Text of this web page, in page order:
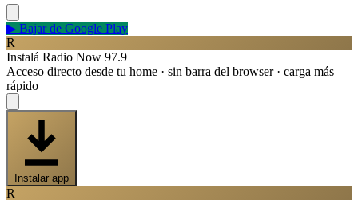
▶ Bajar de Google Play
R
Instalá Radio Now 97.9
Acceso directo desde tu home · sin barra del browser · carga más
rápido
Instalar app
R